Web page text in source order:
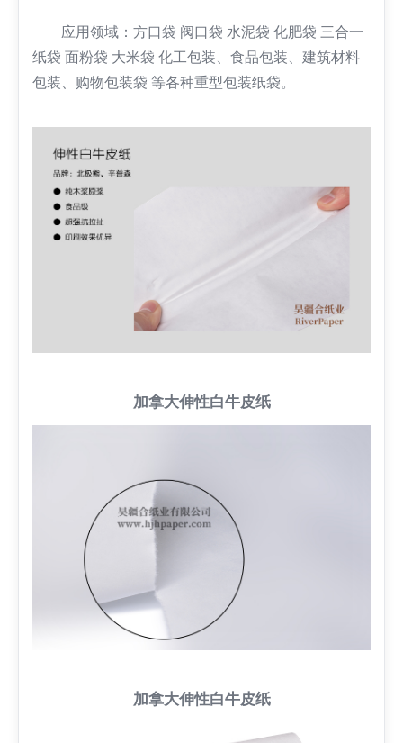
应用领域：方口袋 阀口袋 水泥袋 化肥袋 三合一
纸袋 面粉袋 大米袋 化工包装、食品包装、建筑材料
包装、购物包装袋 等各种重型包装纸袋。
加拿大伸性白牛皮纸
加拿大伸性白牛皮纸